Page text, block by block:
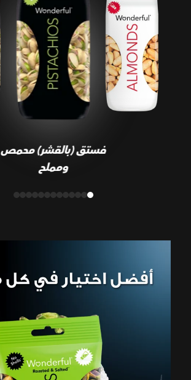
فستق (بالقشر) محمص
ومملح